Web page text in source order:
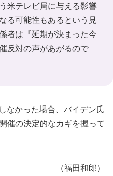
米テレビ局に与える影響
る可能性もあるという見
者は『延期が決まった今
反対の声があがるので
なかった場合、バイデン氏
の決定的なカギを握って
（福田和郎）